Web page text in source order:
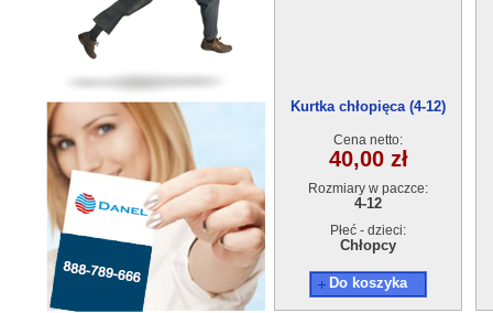
Kurtka chłopięca (4-12)
Cena netto:
40,00 zł
Rozmiary w paczce:
4-12
Płeć - dzieci:
Chłopcy
Do koszyka